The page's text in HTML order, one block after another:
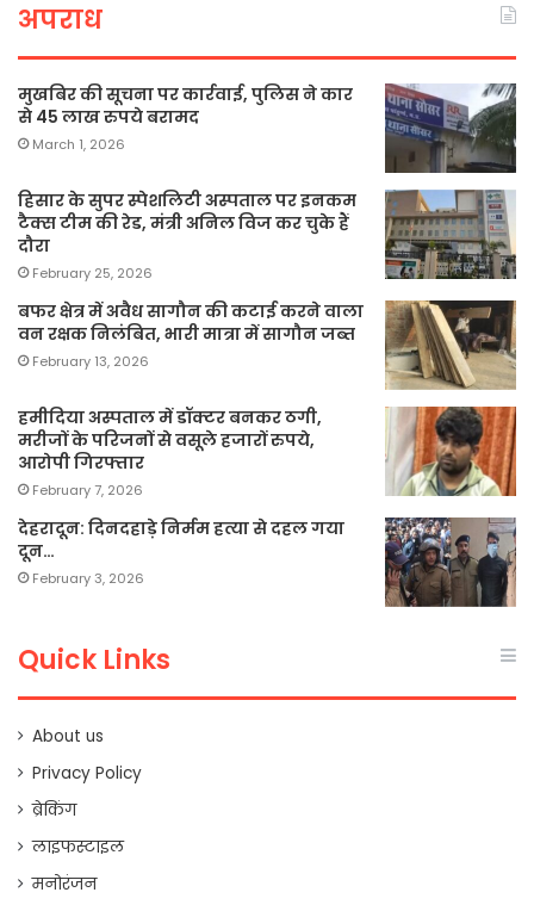
अपराध
मुखबिर की सूचना पर कार्रवाई, पुलिस ने कार
से 45 लाख रुपये बरामद
March 1, 2026
हिसार के सुपर स्पेशलिटी अस्पताल पर इनकम
टैक्स टीम की रेड, मंत्री अनिल विज कर चुके हैं
दौरा
February 25, 2026
बफर क्षेत्र में अवैध सागौन की कटाई करने वाला
वन रक्षक निलंबित, भारी मात्रा में सागौन जब्त
February 13, 2026
हमीदिया अस्पताल में डॉक्टर बनकर ठगी,
मरीजों के परिजनों से वसूले हजारों रुपये,
आरोपी गिरफ्तार
February 7, 2026
देहरादून: दिनदहाड़े निर्मम हत्या से दहल गया
दून…
February 3, 2026
Quick Links
About us
Privacy Policy
ब्रेकिंग
लाइफस्टाइल
मनोरंजन